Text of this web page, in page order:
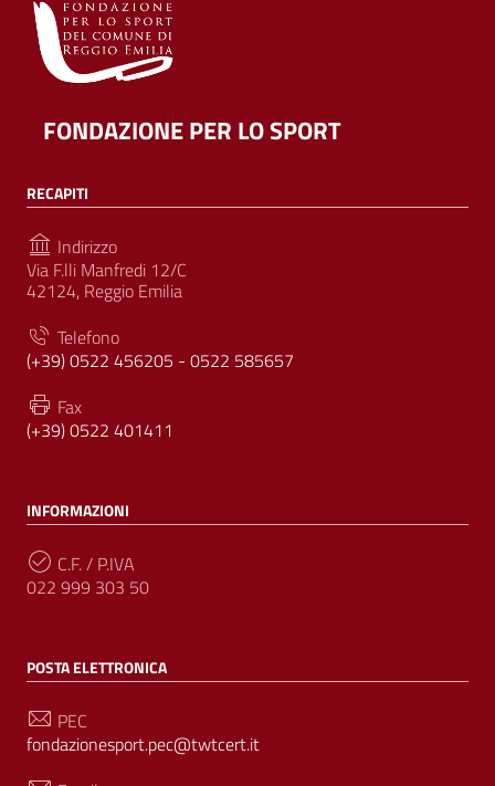
FONDAZIONE PER LO SPORT
RECAPITI
Indirizzo
Via F.lli Manfredi 12/C
42124, Reggio Emilia
Telefono
(+39) 0522 456205 - 0522 585657
Fax
(+39) 0522 401411
INFORMAZIONI
C.F. / P.IVA
022 999 303 50
POSTA ELETTRONICA
PEC
fondazionesport.pec@twtcert.it